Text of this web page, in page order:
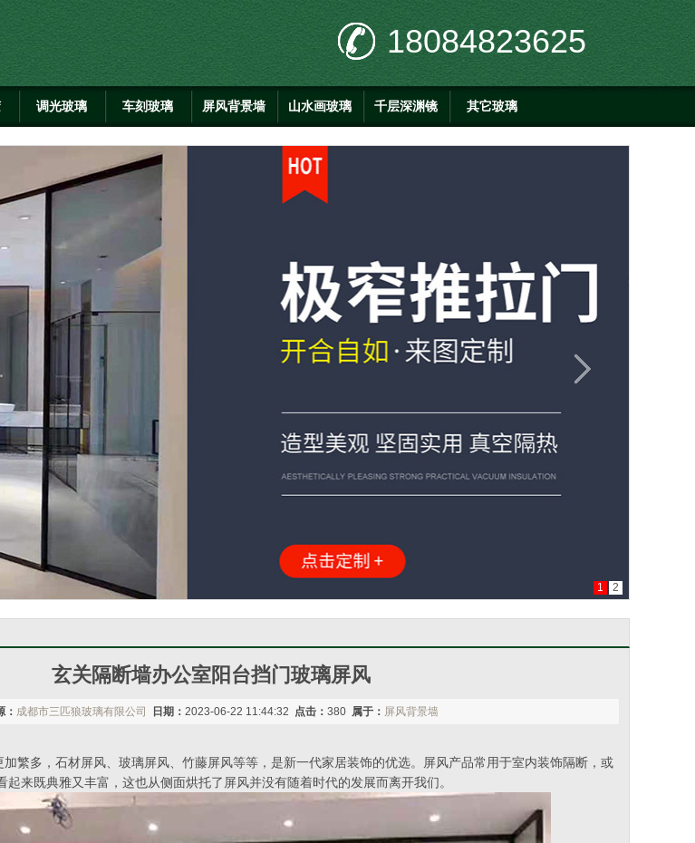
18084823625
调光玻璃 车刻玻璃 屏风背景墙 山水画玻璃 千层深渊镜 其它玻璃
1 2
玄关隔断墙办公室阳台挡门玻璃屏风
： 成都市三匹狼玻璃有限公司 日期： 2023-06-22 11:44:32 点击： 380 属于： 屏风背景墙
繁多，石材屏风、玻璃屏风、竹藤屏风等等，是新一代家居装饰的优选。屏风产品常用于室内装饰隔断，或
来既典雅又丰富，这也从侧面烘托了屏风并没有随着时代的发展而离开我们。